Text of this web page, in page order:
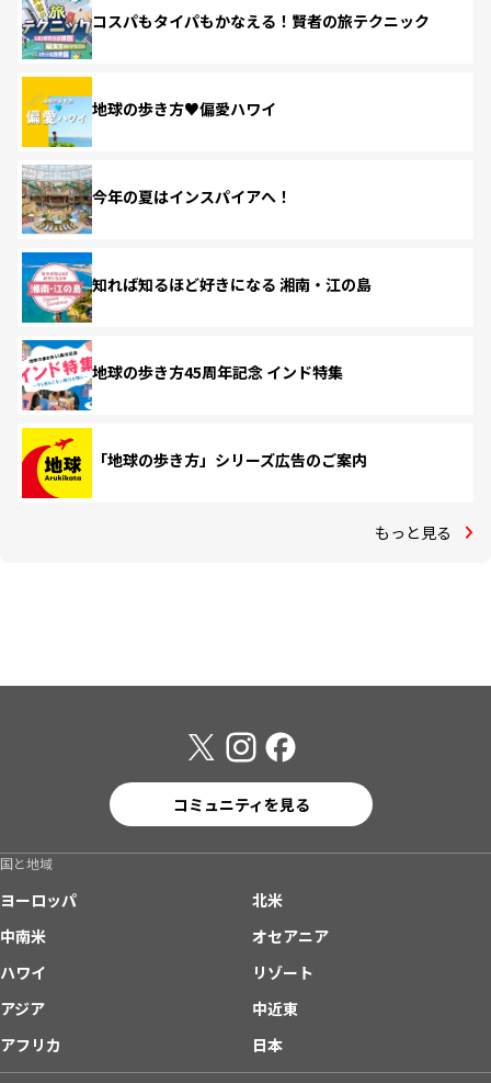
コスパもタイパもかなえる！賢者の旅テクニック
地球の歩き方♥偏愛ハワイ
今年の夏はインスパイアへ！
知れば知るほど好きになる 湘南・江の島
地球の歩き方45周年記念 インド特集
「地球の歩き方」シリーズ広告のご案内
もっと見る
コミュニティを見る
国と地域
ヨーロッパ
北米
中南米
オセアニア
ハワイ
リゾート
アジア
中近東
アフリカ
日本